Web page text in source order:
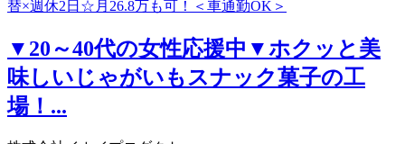
▼20～40代の女性応援中▼ホクッと美
味しいじゃがいもスナック菓子の工
場！...